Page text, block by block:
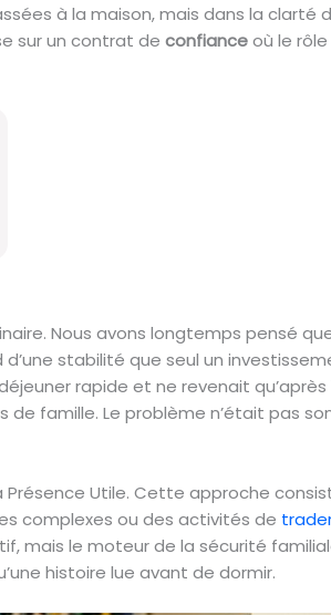
à la maison, mais dans la clarté
sur un contrat de confianceoù le
Nous avons longtemps pensé
stabilité que seul un
rapide et ne revenait qu’après
famille. Le problème n’était pas
Utile. Cette approche
complexes ou des activités de
mais le moteur de la sécurité
histoire lue avant de dormir.